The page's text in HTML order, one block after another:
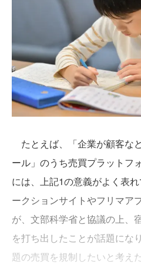
たとえば、「企業が顧客な
ール」のうち売買プラットフ
には、上記1の意義がよく表
ークションサイトやフリマア
が、文部科学省と協議の上、
を打ち出したことが話題にな
題の売買を規制したいと考え